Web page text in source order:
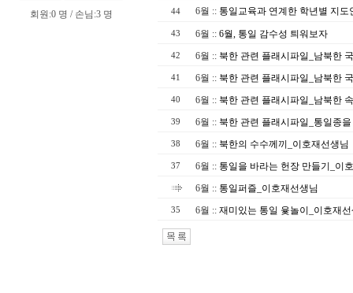
회원:0 명 / 손님:3 명 44 6월 :: 통일교육과 연계한 학년별 지도
43 6월 :: 6월, 통일 감수성 틔워보자
42 6월 :: 북한 관련 플래시파일_남북한
41 6월 :: 북한 관련 플래시파일_남북한
40 6월 :: 북한 관련 플래시파일_남북한
39 6월 :: 북한 관련 플래시파일_통일종
38 6월 :: 북한의 수수께끼_이호재선생님
37 6월 :: 통일을 바라는 헌장 만들기_이
6월 :: 통일퍼즐_이호재선생님
35 6월 :: 재미있는 통일 윷놀이_이호재